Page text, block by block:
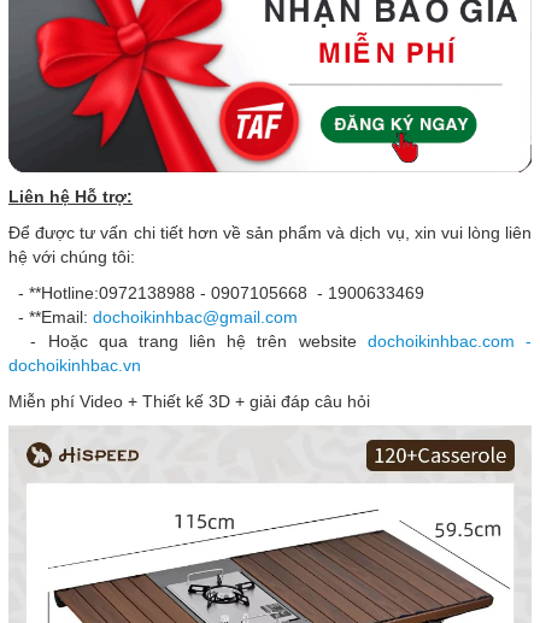
Liên hệ Hỗ trợ:
Để được tư vấn chi tiết hơn về sản phẩm và dịch vụ, xin vui lòng liên
hệ với chúng tôi:
- **Hotline:0972138988 - 0907105668 - 1900633469
- **Email: dochoikinhbac@gmail.com
- Hoặc qua trang liên hệ trên website dochoikinhbac.com -
dochoikinhbac.vn
Miễn phí Video + Thiết kế 3D + giải đáp câu hỏi